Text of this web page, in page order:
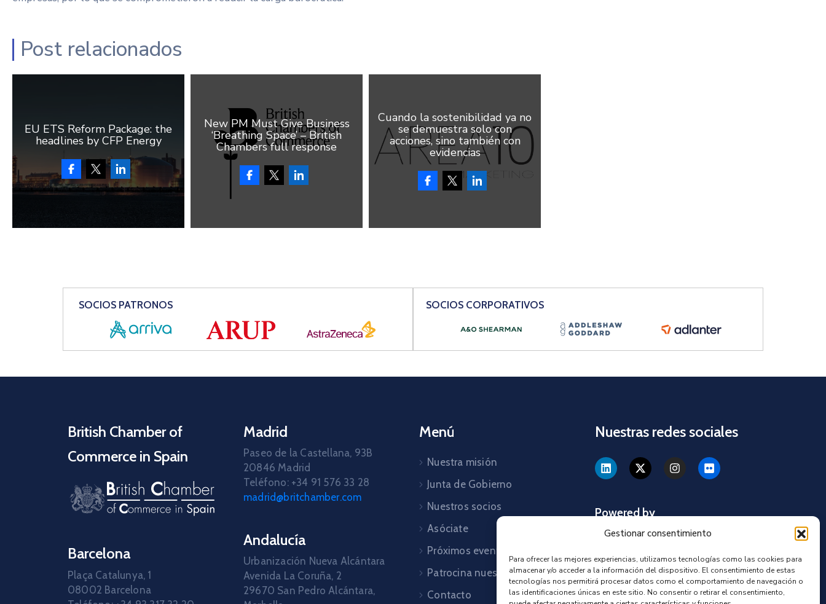
Gestionar consentimiento
Para ofrecer las mejores experiencias, utilizamos tecnologías como las cookies para
almacenar y/o acceder a la información del dispositivo. El consentimiento de estas
tecnologías nos permitirá procesar datos como el comportamiento de navegación o
las identificaciones únicas en este sitio. No consentir o retirar el consentimiento,
Post relacionados
EU ETS Reform Package: the
headlines by CFP Energy
New PM Must Give Business
‘Breathing Space’ – British
Chambers full response
Cuando la sostenibilidad ya no
se demuestra solo con
acciones, sino también con
evidencias
SOCIOS PATRONOS SOCIOS CORPORATIVOS
British Chamber of
Commerce in Spain
Barcelona
Plaça Catalunya, 1
08002 Barcelona
Madrid
Paseo de la Castellana, 93B
20846 Madrid
Teléfono: +34 91 576 33 28
madrid@britchamber.com
Andalucía
Urbanización Nueva Alcántara
Avenida La Coruña, 2
29670 San Pedro Alcántara,
Menú
Nuestra misión
Junta de Gobierno
Nuestros socios
Asóciate
Próximos eventos
Patrocina nuestros eventos
Contacto
Nuestras redes sociales
Powered by